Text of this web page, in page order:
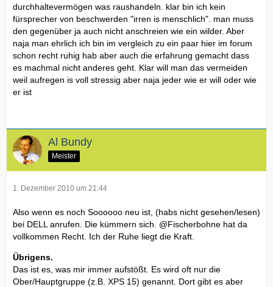
durchhaltevermögen was raushandeln. klar bin ich kein
fürsprecher von beschwerden "irren is menschlich". man muss
den gegenüber ja auch nicht anschreien wie ein wilder. Aber
naja man ehrlich ich bin im vergleich zu ein paar hier im forum
schon recht ruhig hab aber auch die erfahrung gemacht dass
es machmal nicht anderes geht. Klar will man das vermeiden
weil aufregen is voll stressig aber naja jeder wie er will oder wie
er ist
Al Bundy
Meister
1. Dezember 2010 um 21:44
Also wenn es noch Soooooo neu ist, (habs nicht gesehen/lesen)
bei DELL anrufen. Die kümmern sich. @Fischerbohne hat da
vollkommen Recht. Ich der Ruhe liegt die Kraft.
Übrigens.
Das ist es, was mir immer aufstößt. Es wird oft nur die
Ober/Hauptgruppe (z.B. XPS 15) genannt. Dort gibt es aber